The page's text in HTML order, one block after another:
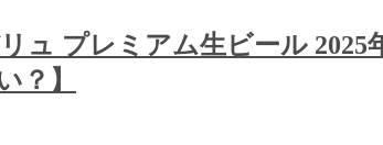
ュ プレミアム生ビール
？】